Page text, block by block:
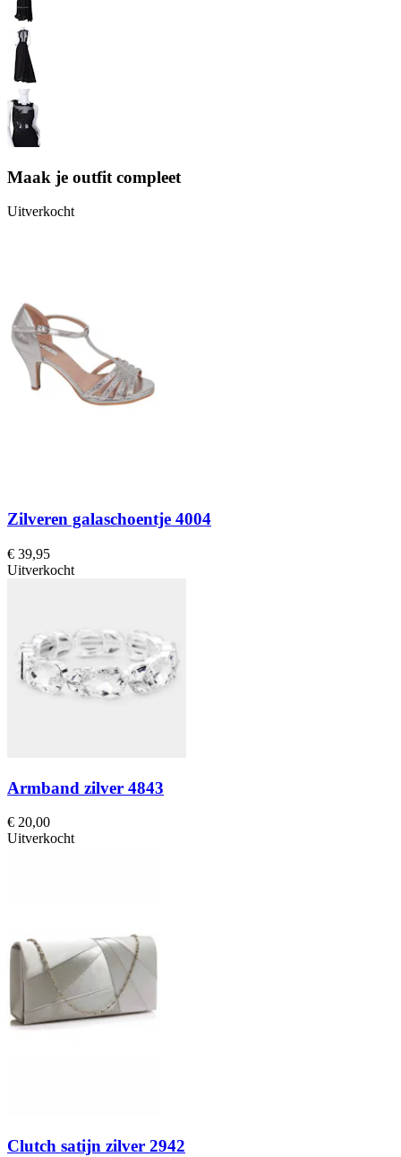
Maak je outfit compleet
Uitverkocht
Zilveren galaschoentje 4004
€ 39,95
Uitverkocht
Armband zilver 4843
€ 20,00
Uitverkocht
Clutch satijn zilver 2942